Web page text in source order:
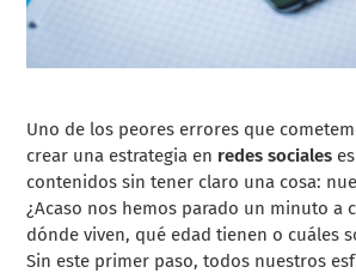
Uno de los peores errores que
crear una estrategia en redes sociales
contenidos sin tener claro una cosa:
¿Acaso nos hemos parado un minuto a
dónde viven, qué edad tienen o cuáles
Sin este primer paso, todos nuestros